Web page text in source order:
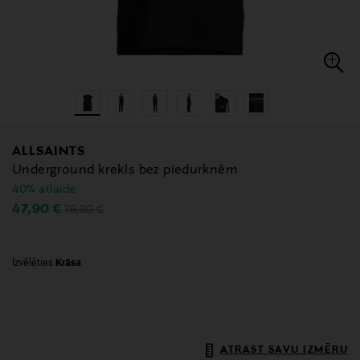
ALLSAINTS
Underground krekls bez piedurknēm
40% atlaide
Discounted Price
47,90 € Original Price
79,90 €
Izvēlēties Krāsa
ATRAST SAVU IZMĒRU